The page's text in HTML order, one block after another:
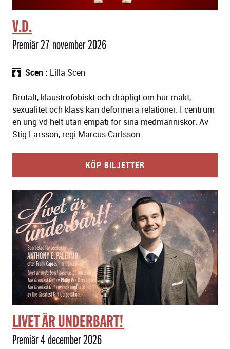
V.D.
Premiär 27 november 2026
Scen Lilla Scen
Brutalt, klaustrofobiskt och dråpligt om hur makt,
sexualitet och klass kan deformera relationer. I centrum
en ung vd helt utan empati för sina medmänniskor. Av
Stig Larsson, regi Marcus Carlsson.
KÖP BILJETTER
LIVET ÄR UNDERBART!
Premiär 4 december 2026